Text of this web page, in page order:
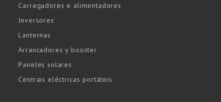
Carregadores e alimentadores
Inversores
Lanternas
Arrancadores y booster
Paneles solares
Centrais eléctricas portáteis